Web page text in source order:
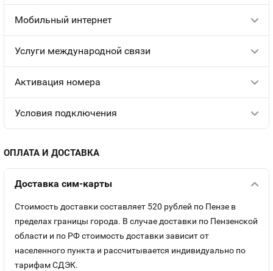
Мобильный интернет
Услуги международной связи
Aктивация номера
Условия подключения
ОПЛАТА И ДОСТАВКА
Доставка сим-карты
Стоимость доставки составляет 520 рублей по Пензе в
пределах границы города. В случае доставки по Пензенской
области и по РФ стоимость доставки зависит от
населенного пункта и рассчитывается индивидуально по
тарифам СДЭК.